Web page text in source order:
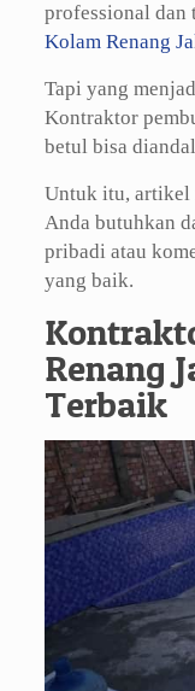
professional dan
Kolam Renang
Tapi yang
Kontraktor
betul bisa
Untuk itu, artikel
Anda butuhkan
pribadi atau
yang baik.
Renang
Terbaik